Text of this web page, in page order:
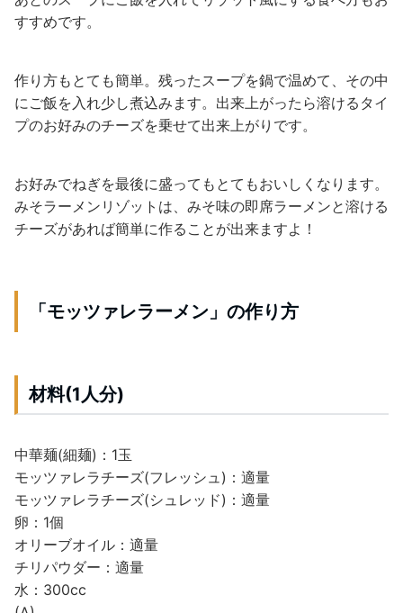
すすめです。
作り方もとても簡単。残ったスープを鍋で温めて、その中
にご飯を入れ少し煮込みます。出来上がったら溶けるタイ
プのお好みのチーズを乗せて出来上がりです。
お好みでねぎを最後に盛ってもとてもおいしくなります。
みそラーメンリゾットは、みそ味の即席ラーメンと溶ける
チーズがあれば簡単に作ることが出来ますよ！
「モッツァレラーメン」の作り方
材料(1人分)
中華麺(細麺)：1玉
モッツァレラチーズ(フレッシュ)：適量
モッツァレラチーズ(シュレッド)：適量
卵：1個
オリーブオイル：適量
チリパウダー：適量
水：300cc